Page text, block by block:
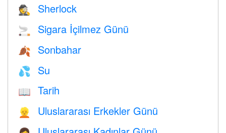
🕵️ Sherlock
🚬 Sigara İçilmez Günü
🍂 Sonbahar
💦 Su
📖 Tarih
👱 Uluslararası Erkekler Günü